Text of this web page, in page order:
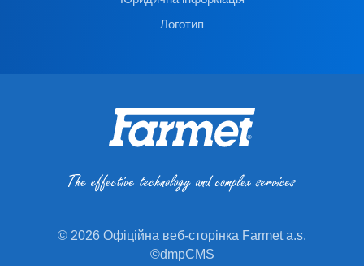
Логотип
© 2026 Офіційна веб-сторінка Farmet a.s.
©dmpCMS